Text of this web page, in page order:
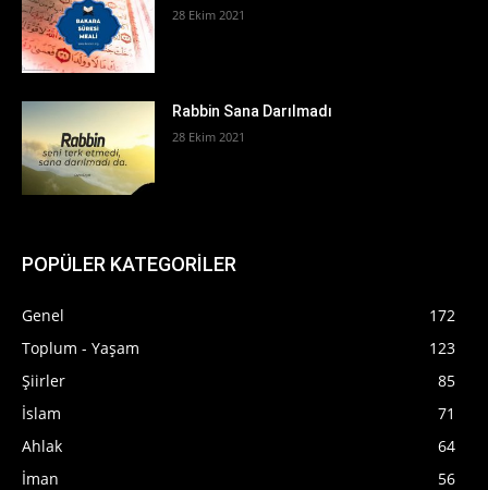
28 Ekim 2021
Rabbin Sana Darılmadı
28 Ekim 2021
POPÜLER KATEGORİLER
Genel
172
Toplum - Yaşam
123
Şiirler
85
İslam
71
Ahlak
64
İman
56